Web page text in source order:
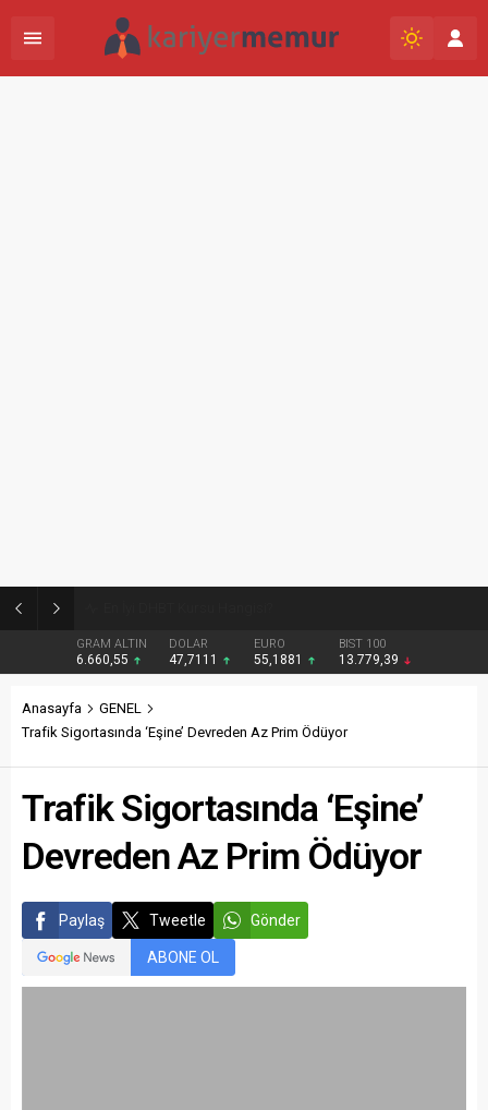
GRAM ALTIN
6.660,55
DOLAR
47,7111
EURO
55,1881
BIST 100
13.779,39
Anasayfa
GENEL
Trafik Sigortasında ‘Eşine’ Devreden Az Prim Ödüyor
Trafik Sigortasında ‘Eşine’
Devreden Az Prim Ödüyor
Paylaş Tweetle Gönder
ABONE OL